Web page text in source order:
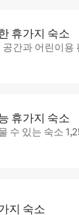
휴가지 숙소
공간과 어린이용
휴가지 숙소
수 있는 숙소
지 숙소